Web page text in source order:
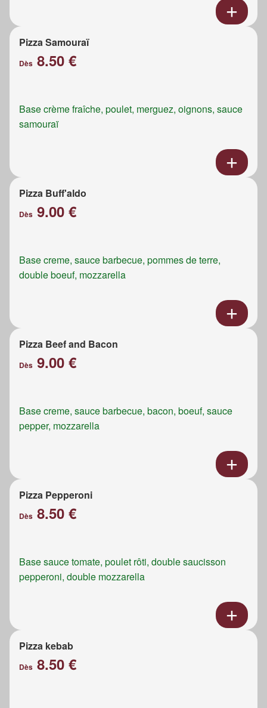
Pizza Samouraï
Dès 8.50 €
Base crème fraîche, poulet, merguez, oignons, sauce
samouraï
Pizza Buff'aldo
Dès 9.00 €
Base creme, sauce barbecue, pommes de terre,
double boeuf, mozzarella
Pizza Beef and Bacon
Dès 9.00 €
Base creme, sauce barbecue, bacon, boeuf, sauce
pepper, mozzarella
Pizza Pepperoni
Dès 8.50 €
Base sauce tomate, poulet rôti, double saucisson
pepperoni, double mozzarella
Pizza kebab
Dès 8.50 €